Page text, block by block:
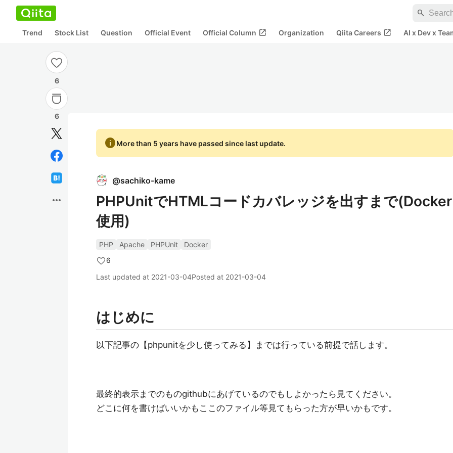
search
Trend Stock List Question Official Event Official Column open_in_new Organization Qiita Careers open_in_new AI x Dev x
6
6
more_horiz
infoMore than 5 years have passed since last update.
@sachiko-kame
PHPUnitでHTMLコードカバレッジを出すまで(Docker
使用)
PHP Apache PHPUnit
Docker
6
Last updated at 2021-03-04Posted at 2021-03-04
はじめに
以下記事の【phpunitを少し使ってみる】までは行っている前提で話します。
最終的表示までのものgithubにあげているのでもしよかったら見てください。
どこに何を書けばいいかもここのファイル等見てもらった方が早いかもです。